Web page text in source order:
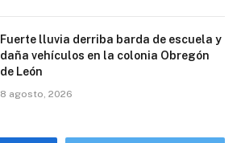
Fuerte lluvia derriba barda de escuela y
daña vehículos en la colonia Obregón
de León
8 agosto, 2026